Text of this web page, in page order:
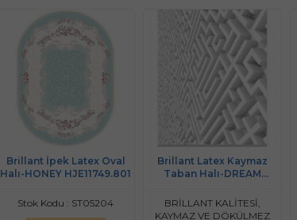
Brillant İpek Latex Oval
Halı-HONEY HJE11749.801
Stok Kodu : ST05204
Brillant Latex Kaymaz
Taban Halı-DREAM
BRİLLANT KALİTESİ,
KAYMAZ VE DÖKÜLMEZ